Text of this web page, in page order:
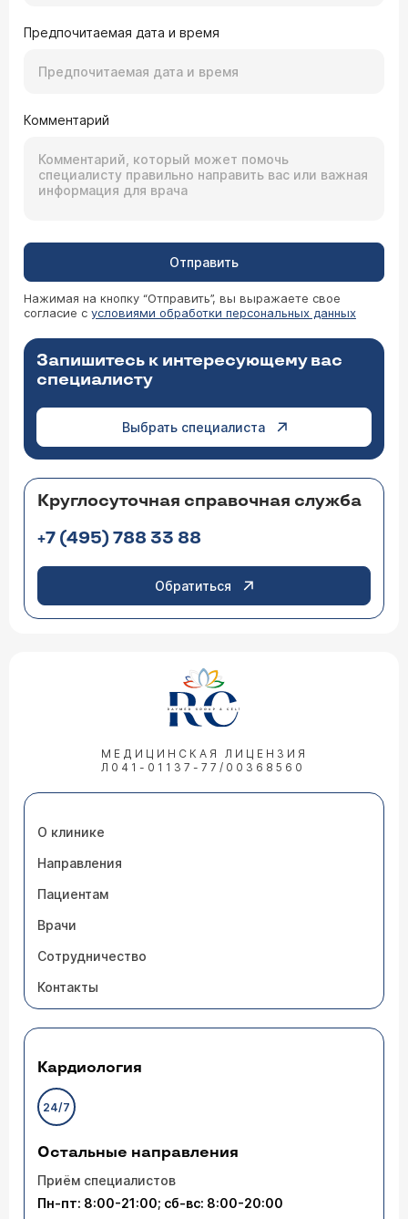
Предпочитаемая дата и время
Комментарий
Отправить
Нажимая на кнопку “Отправить”, вы выражаете свое
согласие с условиями обработки персональных данных
Запишитесь к интересующему вас
специалисту
Выбрать специалиста
Круглосуточная справочная служба
+7 (495) 788 33 88
Обратиться
МЕДИЦИНСКАЯ ЛИЦЕНЗИЯ
Л041-01137-77/00368560
О клинике
Направления
Пациентам
Врачи
Сотрудничество
Контакты
Кардиология
24/7
Остальные направления
Приём специалистов
Пн-пт: 8:00-21:00; сб-вс: 8:00-20:00